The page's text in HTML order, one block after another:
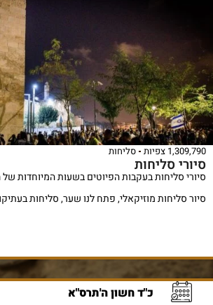
1,309,790 צפיות סליחות
סיורי סליחות
סיורי סליחות בעקבות הפיוטים בשעות המיוחדות של
סיור סליחות מוזיקאלי, פתח לנו שער, סליחות
כ"ד חשון ה'תרס"א